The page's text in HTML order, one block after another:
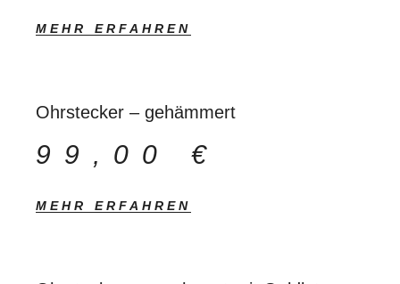
MEHR ERFAHREN
Ohrstecker – gehämmert
99,00 €
MEHR ERFAHREN